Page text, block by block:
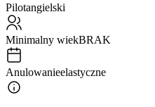
Pilotangielski
Minimalny wiekBRAK
Anulowanieelastyczne